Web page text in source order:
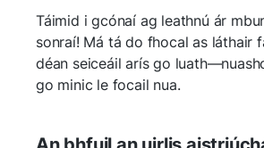
Táimid i gcónaí ag leathnú ár
sonraí! Má tá do fhocal as láthair
déan seiceáil arís go
go minic le focail nua.